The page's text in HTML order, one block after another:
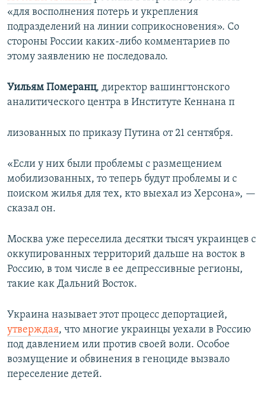
«для восполнения потерь и укрепления
подразделений на линии соприкосновения». Со
стороны России каких-либо комментариев по
этому заявлению не последовало.
Уильям Померанц, директор вашингтонского
аналитического центра в Институте Кеннана п
лизованных по приказу Путина от 21 сентября.
«Если у них были проблемы с размещением
мобилизованных, то теперь будут проблемы и с
поиском жилья для тех, кто выехал из Херсона», —
сказал он.
Москва уже переселила десятки тысяч украинцев с
оккупированных территорий дальше на восток в
Россию, в том числе в ее депрессивные регионы,
такие как Дальний Восток.
Украина называет этот процесс депортацией,
утверждая, что многие украинцы уехали в Россию
под давлением или против своей воли. Особое
возмущение и обвинения в геноциде вызвало
переселение детей.